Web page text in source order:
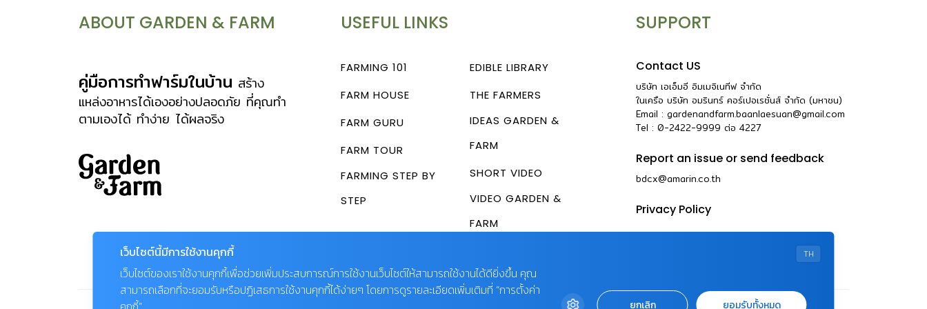
ABOUT GARDEN & FARM
คู่มือการทำฟาร์มในบ้าน สร้าง
แหล่งอาหารได้เองอย่างปลอดภัย ที่คุณทำ
ตามเองได้ ทำง่าย ได้ผลจริง
USEFUL LINKS
FARMING 101
FARM HOUSE
FARM GURU
FARM TOUR
FARMING STEP BY
STEP
EDIBLE LIBRARY
THE FARMERS
IDEAS GARDEN &
FARM
SHORT VIDEO
VIDEO GARDEN &
FARM
SUPPORT
Contact US
บริษัท เอเอ็มอี อิมเมจิเนทีฟ จำกัด
ในเครือ บริษัท อมรินทร์ คอร์เปอเรชั่นส์ จำกัด (มหาชน)
Email : gardenandfarm.baanlaesuan@gmail.com
Tel : 0-2422-9999 ต่อ 4227
Report an issue or send feedback
bdcx@amarin.co.th
Privacy Policy
TH
เว็บไซต์นี้มีการใช้งานคุกกี้
เว็บไซต์ของเราใช้งานคุกกี้เพื่อช่วยเพิ่มประสบการณ์การใช้งานเว็บไซต์ให้สามารถใช้งานได้ดียิ่งขึ้น คุณ
สามารถเลือกที่จะยอมรับหรือปฏิเสธการใช้งานคุกกี้ได้ง่ายๆ โดยการดูรายละเอียดเพิ่มเติมที่ “การตั้งค่า
ยกเลิก ยอมรับทั้งหมด